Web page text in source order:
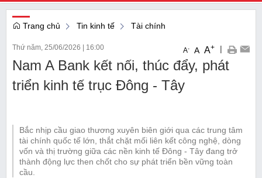
Trang chủ Tin kinh tế Tài chính
Thứ năm, 25/06/2026 16:00 A- A A+ |
Nam A Bank kết nối, thúc đẩy, phát
triển kinh tế trục Đông - Tây
Bắc nhịp cầu giao thương xuyên biên giới qua các trung tâm
tài chính quốc tế lớn, thắt chặt mối liên kết công nghệ, dòng
vốn và thị trường giữa các nền kinh tế Đông - Tây đang trở
thành động lực then chốt cho sự phát triển bền vững toàn
cầu.